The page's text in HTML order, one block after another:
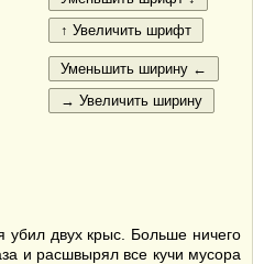
убил двух крыс. Больше ничего
и расшвырял все кучи мусора